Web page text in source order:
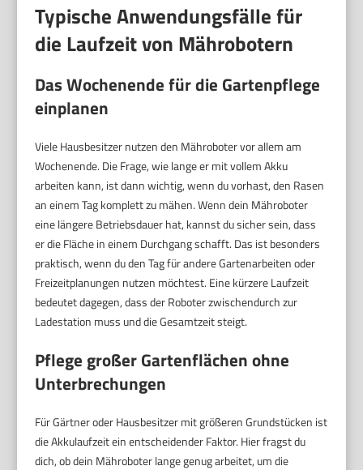
Typische Anwendungsfälle für
die Laufzeit von Mährobotern
Das Wochenende für die Gartenpflege
einplanen
Viele Hausbesitzer nutzen den Mähroboter vor allem am
Wochenende. Die Frage, wie lange er mit vollem Akku
arbeiten kann, ist dann wichtig, wenn du vorhast, den Rasen
an einem Tag komplett zu mähen. Wenn dein Mähroboter
eine längere Betriebsdauer hat, kannst du sicher sein, dass
er die Fläche in einem Durchgang schafft. Das ist besonders
praktisch, wenn du den Tag für andere Gartenarbeiten oder
Freizeitplanungen nutzen möchtest. Eine kürzere Laufzeit
bedeutet dagegen, dass der Roboter zwischendurch zur
Ladestation muss und die Gesamtzeit steigt.
Pflege großer Gartenflächen ohne
Unterbrechungen
Für Gärtner oder Hausbesitzer mit größeren Grundstücken ist
die Akkulaufzeit ein entscheidender Faktor. Hier fragst du
dich, ob dein Mähroboter lange genug arbeitet, um die